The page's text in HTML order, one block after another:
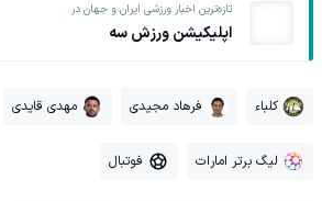
تازه‌ترین اخبار ورزشی ایران و جهان در
اپلیکیشن ورزش سه
کلباء فرهاد مجیدی مهدی قایدی
لیگ برتر امارات فوتبال